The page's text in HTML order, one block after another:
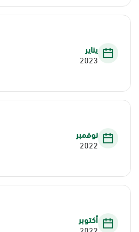
يناير
2023
نوفمبر
2022
أكتوبر